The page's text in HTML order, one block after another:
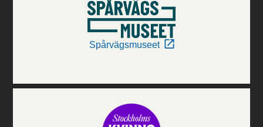
Spårvägsmuseet